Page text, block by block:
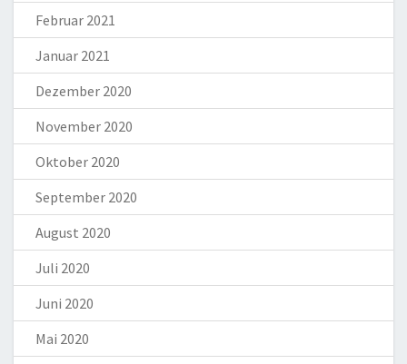
Februar 2021
Januar 2021
Dezember 2020
November 2020
Oktober 2020
September 2020
August 2020
Juli 2020
Juni 2020
Mai 2020